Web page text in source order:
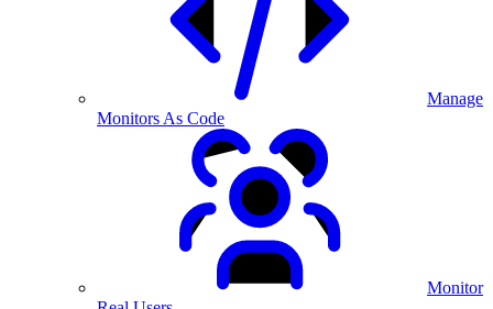
Manage
Monitors As Code
Monitor